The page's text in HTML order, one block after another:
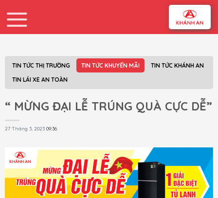
content
TIN TỨC THỊ TRƯỜNG TIN TỨC KHUYẾN MÃI
TIN TỨC KHÁNH AN
TIN LÁI XE AN TOÀN
“ MỪNG ĐẠI LỄ TRÚNG QUÀ CỰC DỄ”
27 Tháng 3, 2023 09:36